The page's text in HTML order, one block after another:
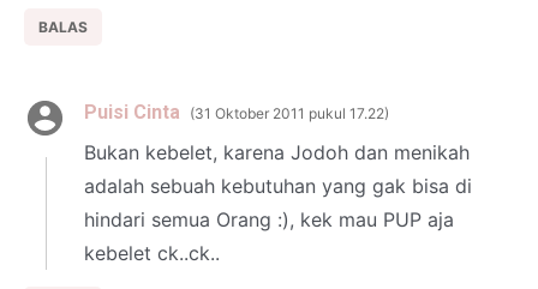
BALAS
Puisi Cinta 31 Oktober 2011 pukul 17.22
Bukan kebelet, karena Jodoh dan menikah
adalah sebuah kebutuhan yang gak bisa di
hindari semua Orang :), kek mau PUP aja
kebelet ck..ck..